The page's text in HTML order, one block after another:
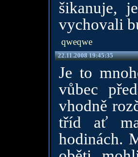
šikanuje,
vychovali
qweqwe
22.11.2008 19:45:35
Je to
vůbec
vhodně
tříd ať
hodinách.